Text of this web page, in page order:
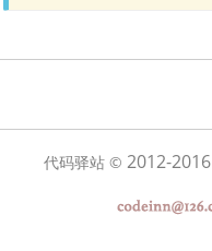
代码驿站 © 2012-2016